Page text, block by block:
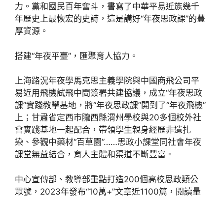
力。黨和國民百年奮斗，書寫了中華平易近族幾千
年歷史上最恢宏的史詩，這是講好“年夜思政課”的豐
厚資源。
搭建“年夜平臺”，匯聚育人協力。
上海路況年夜學馬克思主義學院與中國商飛公司平
易近用飛機試飛中間簽署共建協議，成立“年夜思政
課”實踐教學基地，將“年夜思政課”開到了“年夜飛機”
上；甘肅省定西市隴西縣渭州學校與20多個校外社
會實踐基地一起配合，帶領學生親身經歷非遺扎
染、參觀中藥材“百草園”……思政小課堂同社會年夜
課堂無益結合，育人主體和渠道不斷豐富。
中心宣傳部、教導部重點打造200個高校思政類公
眾號，2023年發布“10萬+”文章近1100篇，閱讀量